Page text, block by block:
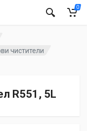
0
чистители
R551, 5L